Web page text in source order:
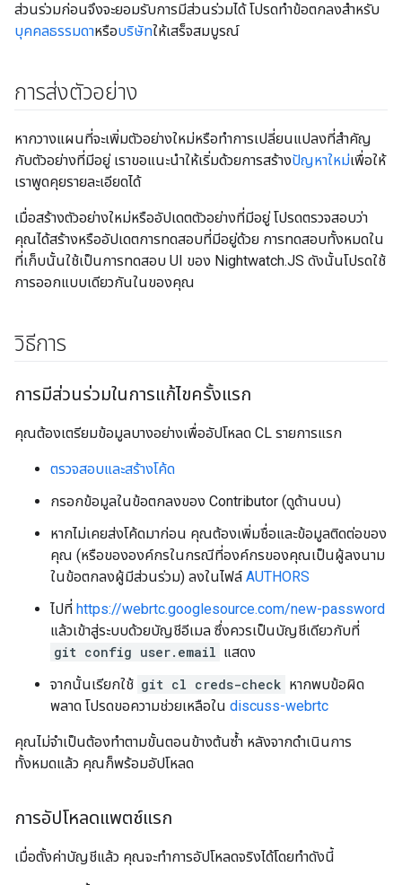
ส่วนร่วมก่อนจึงจะยอมรับการมีส่วนร่วมได้ โปรดทำข้อตกลงสำหรับ
บุคคลธรรมดาหรือบริษัทให้เสร็จสมบูรณ์
การส่งตัวอย่าง
หากวางแผนที่จะเพิ่มตัวอย่างใหม่หรือทําการเปลี่ยนแปลงที่สําคัญ
กับตัวอย่างที่มีอยู่ เราขอแนะนําให้เริ่มด้วยการสร้างปัญหาใหม่เพื่อให้
เราพูดคุยรายละเอียดได้
เมื่อสร้างตัวอย่างใหม่หรืออัปเดตตัวอย่างที่มีอยู่ โปรดตรวจสอบว่า
คุณได้สร้างหรืออัปเดตการทดสอบที่มีอยู่ด้วย การทดสอบทั้งหมดใน
ที่เก็บนั้นใช้เป็นการทดสอบ UI ของ Nightwatch.JS ดังนั้นโปรดใช้
การออกแบบเดียวกันในของคุณ
วิธีการ
การมีส่วนร่วมในการแก้ไขครั้งแรก
คุณต้องเตรียมข้อมูลบางอย่างเพื่ออัปโหลด CL รายการแรก
ตรวจสอบและสร้างโค้ด
กรอกข้อมูลในข้อตกลงของ Contributor (ดูด้านบน)
หากไม่เคยส่งโค้ดมาก่อน คุณต้องเพิ่มชื่อและข้อมูลติดต่อของ
คุณ (หรือขององค์กรในกรณีที่องค์กรของคุณเป็นผู้ลงนาม
ในข้อตกลงผู้มีส่วนร่วม) ลงในไฟล์ AUTHORS
ไปที่ https://webrtc.googlesource.com/new-password
แล้วเข้าสู่ระบบด้วยบัญชีอีเมล ซึ่งควรเป็นบัญชีเดียวกับที่
git config user.email แสดง
จากนั้นเรียกใช้ git cl creds-check หากพบข้อผิด
พลาด โปรดขอความช่วยเหลือใน discuss-webrtc
คุณไม่จำเป็นต้องทำตามขั้นตอนข้างต้นซ้ำ หลังจากดำเนินการ
ทั้งหมดแล้ว คุณก็พร้อมอัปโหลด
การอัปโหลดแพตช์แรก
เมื่อตั้งค่าบัญชีแล้ว คุณจะทำการอัปโหลดจริงได้โดยทำดังนี้